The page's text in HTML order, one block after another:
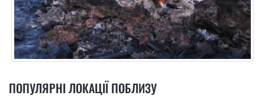
ПОПУЛЯРНІ ЛОКАЦІЇ ПОБЛИЗУ